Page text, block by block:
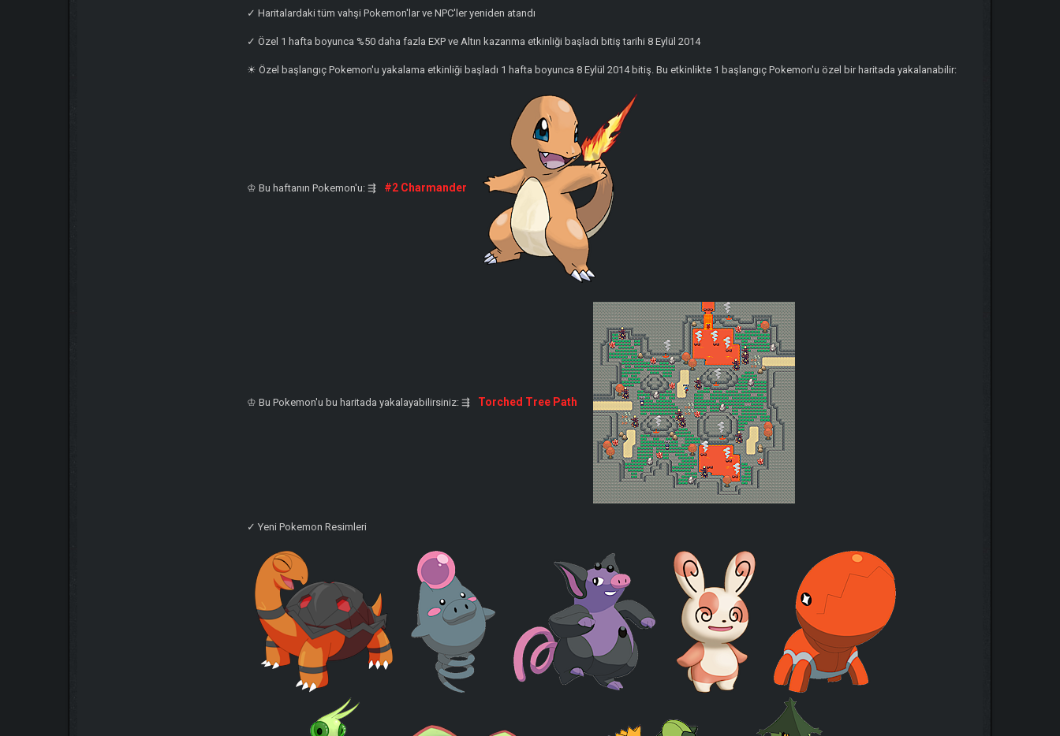
✓ Haritalardaki tüm vahşi Pokemon'lar ve NPC'ler yeniden atandı
✓ Özel 1 hafta boyunca %50 daha fazla EXP ve Altın kazanma etkinliği başladı bitiş tarihi 8 Eylül 2014
☀ Özel başlangıç Pokemon'u yakalama etkinliği başladı 1 hafta boyunca 8 Eylül 2014 bitiş. Bu etkinlikte 1 başlangıç Pokemon'u özel bir haritada yakalanabilir:
♔ Bu haftanın Pokemon'u: ⇶ #2 Charmander
♔ Bu Pokemon'u bu haritada yakalayabilirsiniz: ⇶ Torched Tree Path
✓ Yeni Pokemon Resimleri